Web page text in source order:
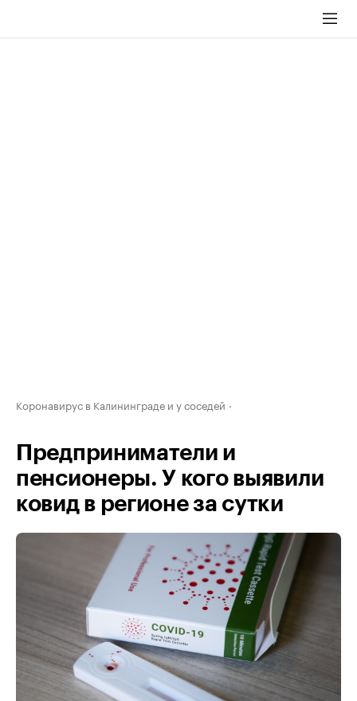
Коронавирус в Калининграде и у соседей
Предприниматели и
пенсионеры. У кого выявили
ковид в регионе за сутки